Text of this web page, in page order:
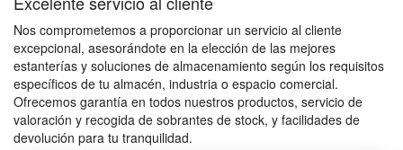
Nos comprometemos a proporcionar un servicio al cliente
excepcional, asesorándote en la elección de las mejores
estanterías y soluciones de almacenamiento según los requisitos
específicos de tu almacén, industria o espacio comercial.
Ofrecemos garantía en todos nuestros productos, servicio de
valoración y recogida de sobrantes de stock, y facilidades de
devolución para tu tranquilidad.